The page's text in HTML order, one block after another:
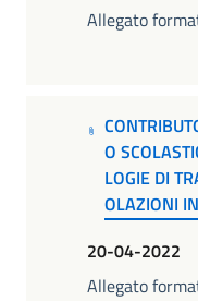
Allegato
O
LOGIE DI
OLAZIONI
20-04-2022
Allegato